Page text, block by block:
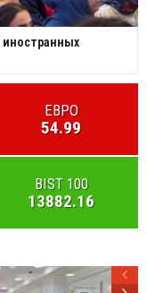
иностранных
ЕВРО
54.99
BIST 100
13882.16